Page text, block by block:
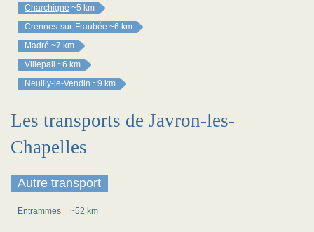
Charchigné ~5 km
Crennes-sur-Fraubée ~6 km
Madré ~7 km
Villepail ~6 km
Neuilly-le-Vendin ~9 km
Les transports de Javron-les-
Chapelles
Autre transport
Entrammes ~52 km